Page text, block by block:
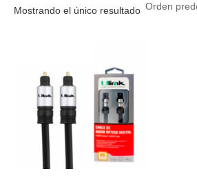
Mostrando el único resultado